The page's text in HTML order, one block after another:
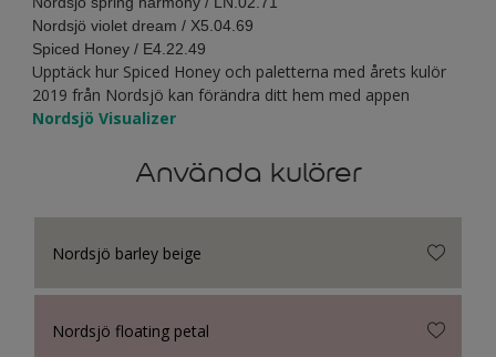
Nordsjö violet dream / X5.04.69
Spiced Honey / E4.22.49
Upptäck hur Spiced Honey och paletterna med årets kulör
2019 från Nordsjö kan förändra ditt hem med appen
Nordsjö Visualizer
Använda kulörer
Nordsjö barley beige
Nordsjö floating petal